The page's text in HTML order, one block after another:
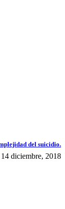
del suicidio.
14 diciembre, 2018